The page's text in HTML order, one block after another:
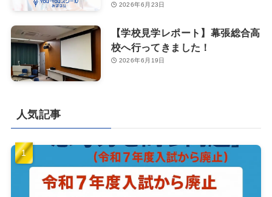
2026年6月23日
【学校見学レポート】幕張総合高
校へ行ってきました！
2026年6月19日
人気記事